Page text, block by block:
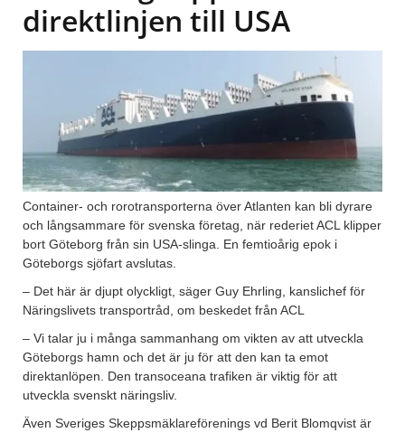
direktlinjen till USA
Container- och rorotransporterna över Atlanten kan bli dyrare
och långsammare för svenska företag, när rederiet ACL klipper
bort Göteborg från sin USA-slinga. En femtioårig epok i
Göteborgs sjöfart avslutas.
– Det här är djupt olyckligt, säger Guy Ehrling, kanslichef för
Näringslivets transportråd, om beskedet från ACL
– Vi talar ju i många sammanhang om vikten av att utveckla
Göteborgs hamn och det är ju för att den kan ta emot
direktanlöpen. Den transoceana trafiken är viktig för att
utveckla svenskt näringsliv.
Även Sveriges Skeppsmäklareförenings vd Berit Blomqvist är